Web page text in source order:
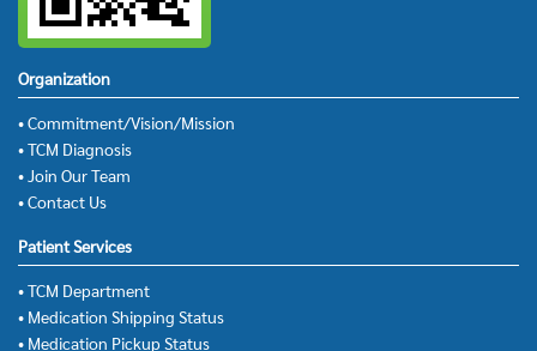
Organization
• Commitment/Vision/Mission
• TCM Diagnosis
• Join Our Team
• Contact Us
Patient Services
• TCM Department
• Medication Shipping Status
• Medication Pickup Status